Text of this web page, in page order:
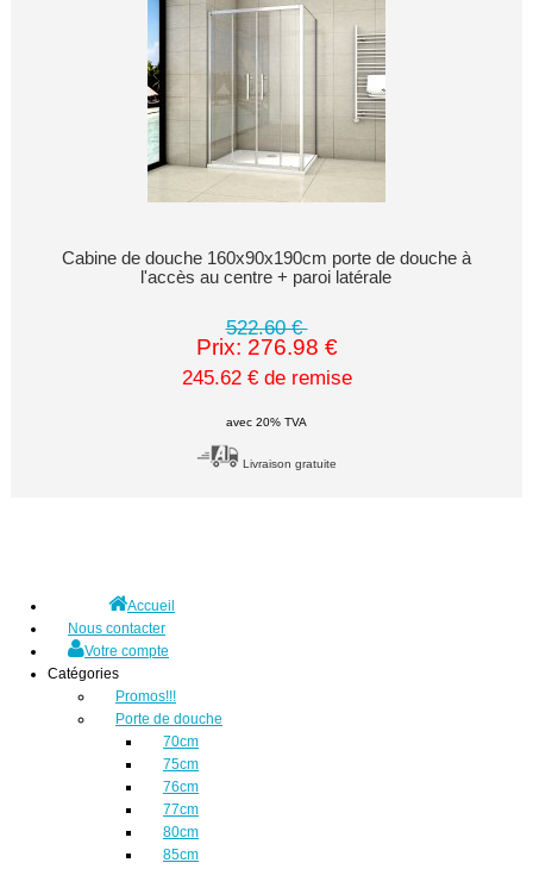
Cabine de douche 160x90x190cm porte de douche à
l'accès au centre + paroi latérale
522.60 €
Prix: 276.98 €
245.62 € de remise
avec 20% TVA
Livraison gratuite
Accueil
Nous contacter
Votre compte
Catégories
Promos!!!
Porte de douche
70cm
75cm
76cm
77cm
80cm
85cm